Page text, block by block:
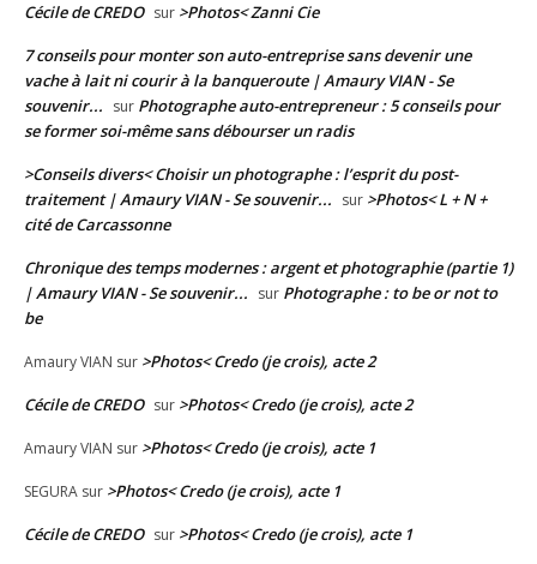
Cécile de CREDO sur >Photos< Zanni Cie
7 conseils pour monter son auto-entreprise sans devenir une
vache à lait ni courir à la banqueroute | Amaury VIAN - Se
souvenir... sur Photographe auto-entrepreneur : 5 conseils pour
se former soi-même sans débourser un radis
>Conseils divers< Choisir un photographe : l’esprit du post-
traitement | Amaury VIAN - Se souvenir... sur >Photos< L + N +
cité de Carcassonne
Chronique des temps modernes : argent et photographie (partie 1)
| Amaury VIAN - Se souvenir... sur Photographe : to be or not to
be
Amaury VIAN sur >Photos< Credo (je crois), acte 2
Cécile de CREDO sur >Photos< Credo (je crois), acte 2
Amaury VIAN sur >Photos< Credo (je crois), acte 1
SEGURA sur >Photos< Credo (je crois), acte 1
Cécile de CREDO sur >Photos< Credo (je crois), acte 1